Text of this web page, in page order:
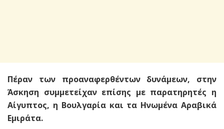
Πέραν των προαναφερθέντων δυνάμεων, στην
Άσκηση συμμετείχαν επίσης με παρατηρητές η
Αίγυπτος, η Βουλγαρία και τα Ηνωμένα Αραβικά
Εμιράτα.